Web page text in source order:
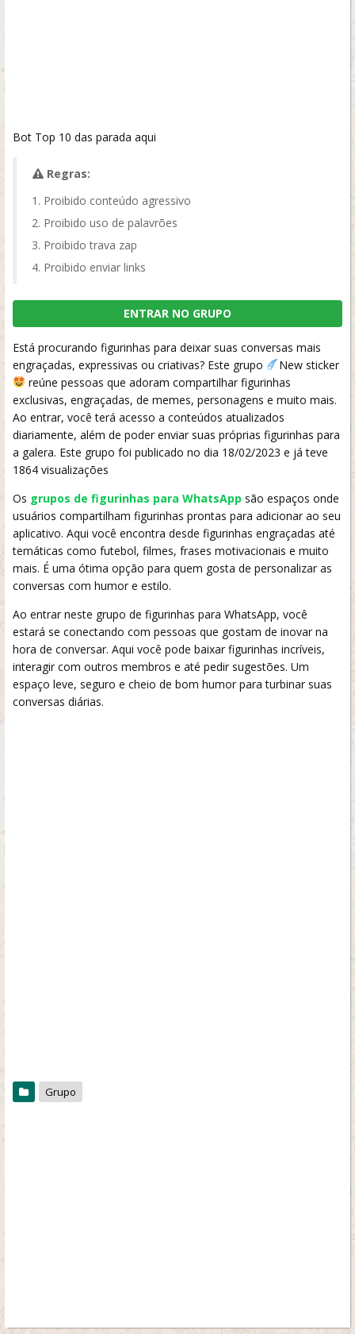
Bot Top 10 das parada aqui
Regras:
Proibido conteúdo agressivo
Proibido uso de palavrões
Proibido trava zap
Proibido enviar links
ENTRAR NO GRUPO
Está procurando figurinhas para deixar suas conversas mais
engraçadas, expressivas ou criativas? Este grupo
New sticker
reúne pessoas que adoram compartilhar figurinhas
exclusivas, engraçadas, de memes, personagens e muito mais.
Ao entrar, você terá acesso a conteúdos atualizados
diariamente, além de poder enviar suas próprias figurinhas para
a galera. Este grupo foi publicado no dia 18/02/2023 e já teve
1864 visualizações
Os grupos de figurinhas para WhatsApp são espaços onde
usuários compartilham figurinhas prontas para adicionar ao seu
aplicativo. Aqui você encontra desde figurinhas engraçadas até
temáticas como futebol, filmes, frases motivacionais e muito
mais. É uma ótima opção para quem gosta de personalizar as
conversas com humor e estilo.
Ao entrar neste grupo de figurinhas para WhatsApp, você
estará se conectando com pessoas que gostam de inovar na
hora de conversar. Aqui você pode baixar figurinhas incríveis,
interagir com outros membros e até pedir sugestões. Um
espaço leve, seguro e cheio de bom humor para turbinar suas
conversas diárias.
Grupo